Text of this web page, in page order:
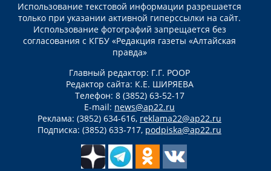
Использование текстовой информации разрешается
только при указании активной гиперссылки на сайт.
Использование фотографий запрещается без
согласования с КГБУ «Редакция газеты «Алтайская
правда»
Главный редактор: Г.Г. РООР
Редактор сайта: К.Е. ШИРЯЕВА
Телефон: 8 (3852) 63-52-17
E-mail: news@ap22.ru
Реклама: (3852) 634-616, reklama22@ap22.ru
Подписка: (3852) 633-717, podpiska@ap22.ru